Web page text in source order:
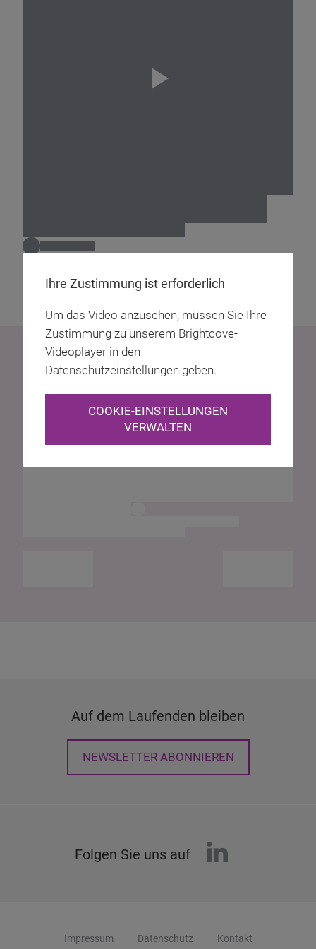
Ihre Zustimmung ist erforderlich
Um das Video anzusehen, müssen Sie Ihre
Zustimmung zu unserem Brightcove-
Videoplayer in den
Datenschutzeinstellungen geben.
COOKIE-EINSTELLUNGEN
VERWALTEN
Auf dem Laufenden bleiben
NEWSLETTER ABONNIEREN
Folgen Sie uns auf linkedin
Impressum Datenschutz Kontakt